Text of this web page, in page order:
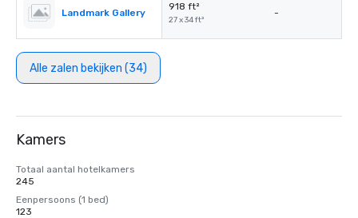
Landmark Gallery
918 ft²
27 x 34 ft²
-
Alle zalen bekijken (34)
Kamers
Totaal aantal hotelkamers
245
Eenpersoons (1 bed)
123